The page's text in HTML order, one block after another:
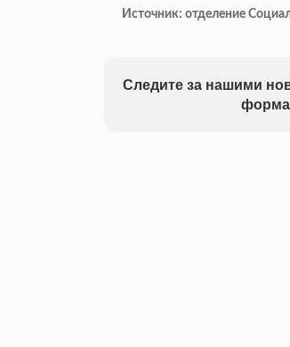
Источник: отделение
Следите за нашими